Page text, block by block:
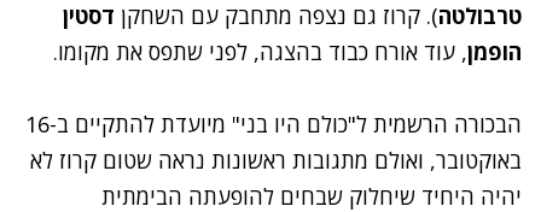
טרבולטה). קרוז גם נצפה מתחבק עם השחקן דסטין
הופמן, עוד אורח כבוד בהצגה, לפני שתפס את מקומו.
הבכורה הרשמית ל"כולם היו בני" מיועדת להתקיים ב-16
באוקטובר, ואולם מתגובות ראשונות נראה שטום קרוז לא
יהיה היחיד שיחלוק שבחים להופעתה הבימתית